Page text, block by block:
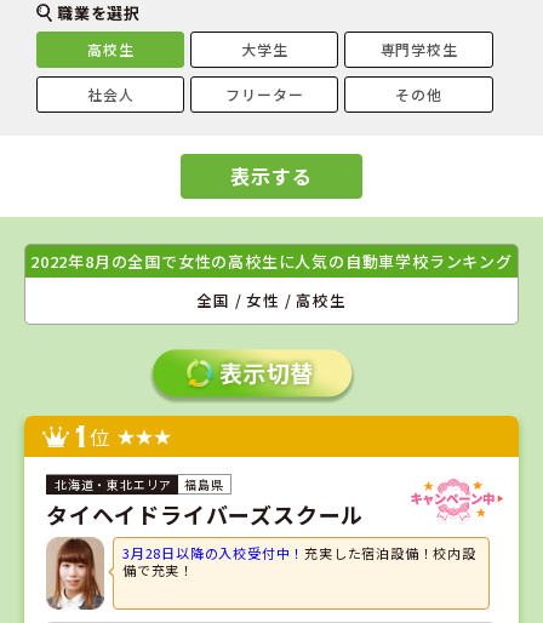
職業を選択
高校生 大学生 専門学校生
社会人 フリーター その他
表示する
2022年8月の全国で女性の高校生に人気の自動車学校ランキング
全国 / 女性 / 高校生
1位
福島県
タイヘイドライバーズスクール
3月28日以降の入校受付中！充実した宿泊設備！校内設
備で充実！